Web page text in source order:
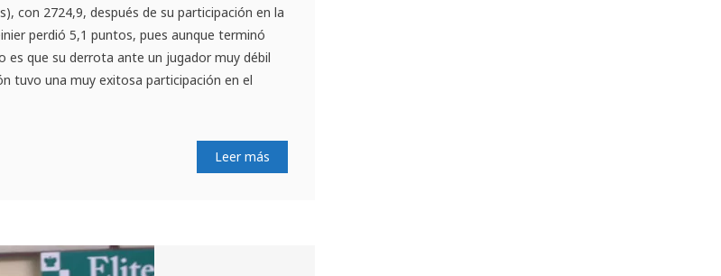
con 2724,9, después de su participación en la
perdió 5,1 puntos, pues aunque terminó
es que su derrota ante un jugador muy débil
tuvo una muy exitosa participación en el
Leer más